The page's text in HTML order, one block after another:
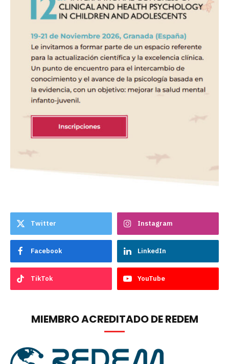
Twitter Instagram
Facebook LinkedIn
TikTok YouTube
MIEMBRO ACREDITADO DE REDEM